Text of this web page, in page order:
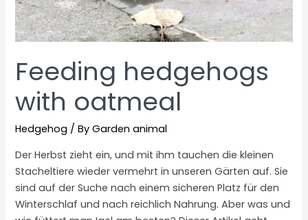
Feeding hedgehogs
with oatmeal
Hedgehog / ByGarden animal
Der Herbst zieht ein, und mit ihm tauchen die kleinen
Stacheltiere wieder vermehrt in unseren Gärten auf. Sie
sind auf der Suche nach einem sicheren Platz für den
Winterschlaf und nach reichlich Nahrung. Aber was und